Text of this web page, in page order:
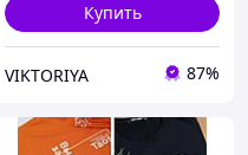
Купить
VIKTORIYA 87%